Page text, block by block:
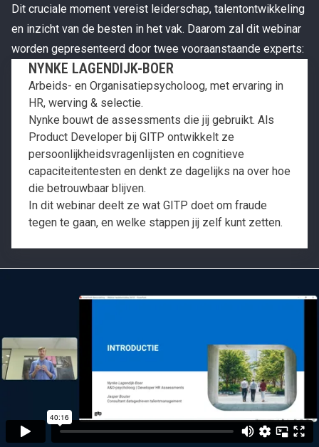
Dit cruciale moment vereist leiderschap, talentontwikkeling
en inzicht van de besten in het vak. Daarom zal dit webinar
worden gepresenteerd door twee vooraanstaande experts:
NYNKE LAGENDIJK-BOER
Arbeids- en Organisatiepsycholoog, met ervaring in
HR, werving & selectie.
Nynke bouwt de assessments die jij gebruikt. Als
Product Developer bij GITP ontwikkelt ze
persoonlijkheidsvragenlijsten en cognitieve
capaciteitentesten en denkt ze dagelijks na over hoe
die betrouwbaar blijven.
In dit webinar deelt ze wat GITP doet om fraude
tegen te gaan, en welke stappen jij zelf kunt zetten.